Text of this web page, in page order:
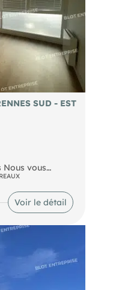
SUD - EST
Nous vous
entièrement
de: . 1 accueil .
Sanitaire . 2
est inclus dans
risques naturels,
ces biens
Voir le détail